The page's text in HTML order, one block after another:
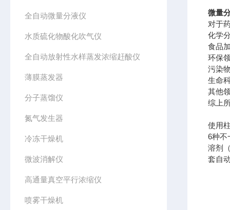
全自动微量分液仪
水质硫化物酸化吹气仪
全自动放射性水样蒸发浓缩赶酸仪
薄膜蒸发器
分子蒸馏仪
氮气发生器
冷冻干燥机
微波消解仪
高通量真空平行浓缩仪
喷雾干燥机
微量
对于
化学
食品
环保
污染
生命
其他
综上
使用
6种不
溶剂
套自